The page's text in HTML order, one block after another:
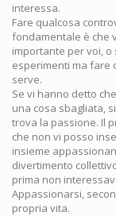
interessa.
Fare qualcosa
fondamentale è che
importante per voi,
esperimenti ma fare
serve.
Se vi hanno detto
una cosa sbagliata,
trova la passione. Il
che non vi posso
insieme
divertimento
prima non
Appassionarsi,
propria vita.